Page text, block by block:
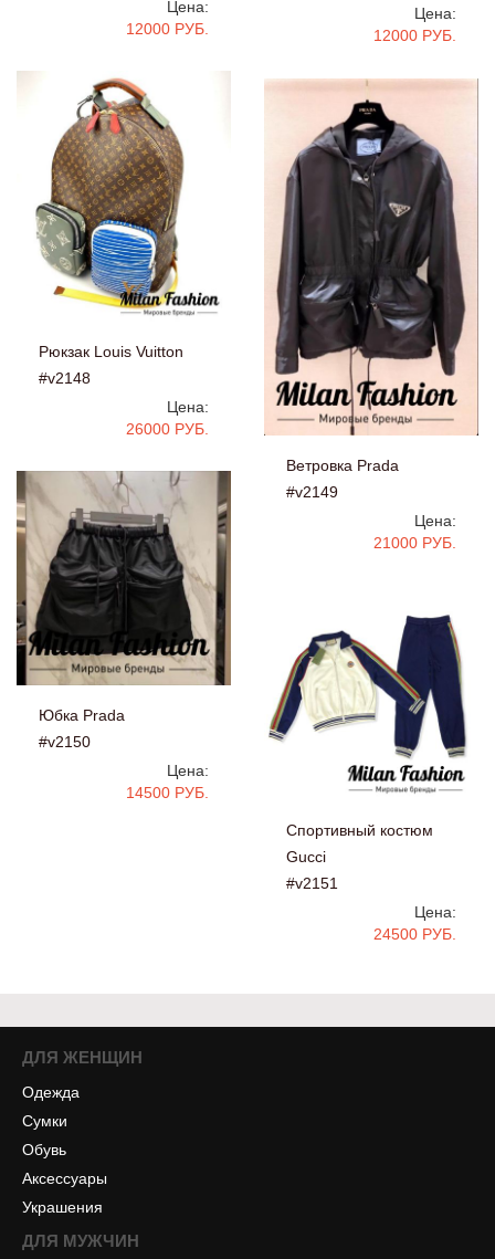
Цена:
12000 РУБ.
Цена:
12000 РУБ.
Рюкзак Louis Vuitton
#v2148
Цена:
26000 РУБ.
Ветровка Prada
#v2149
Цена:
21000 РУБ.
Юбка Prada
#v2150
Цена:
14500 РУБ.
Спортивный костюм
Gucci
#v2151
Цена:
24500 РУБ.
ДЛЯ ЖЕНЩИН
Одежда
Сумки
Обувь
Аксессуары
Украшения
ДЛЯ МУЖЧИН